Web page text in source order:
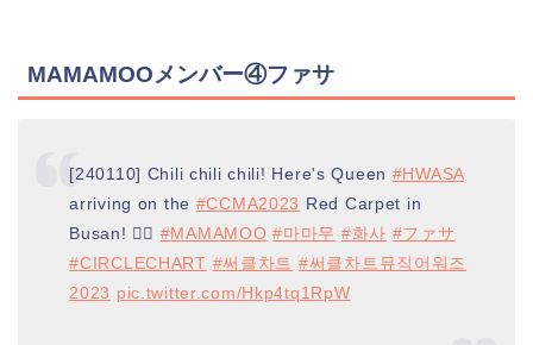
MAMAMOOメンバー④ファサ
[240110] Chili chili chili! Here's Queen #HWASA
arriving on the #CCMA2023 Red Carpet in
Busan! ❤️‍🔥 #MAMAMOO #마마무 #화사 #ファサ
#CIRCLECHART #써클차트 #써클차트뮤직어워즈
2023 pic.twitter.com/Hkp4tq1RpW